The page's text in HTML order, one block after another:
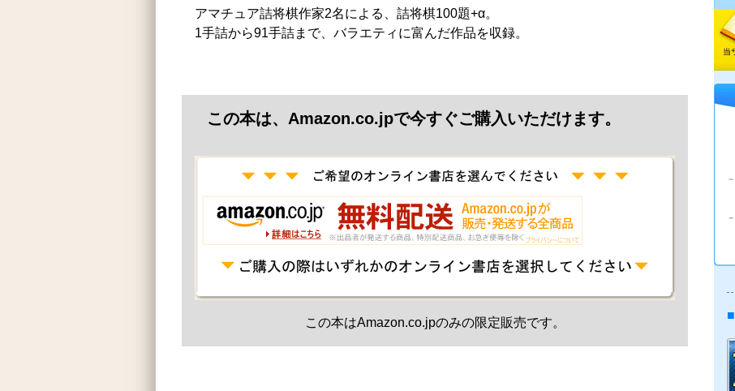
アマチュア詰将棋作家2名による、詰将棋100題+α。
1手詰から91手詰まで、バラエティに富んだ作品を収録。
この本は、Amazon.co.jpで今すぐご購入いただけます。
この本はAmazon.co.jpのみの限定販売です。